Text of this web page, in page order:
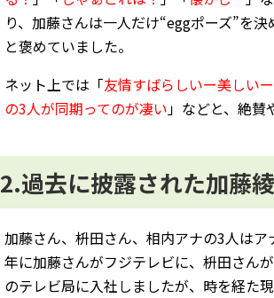
り、加藤さんは一人だけ“eggポーズ”を
と褒めていました。
ネット上では「友情すばらしいー美しいー
の3人が同期ってのが凄い」などと、絶賛
2.過去に披露された加藤
加藤さん、枡田さん、相内アナの3人は
年に加藤さんがフジテレビに、枡田さん
のテレビ局に入社しましたが、時を経た